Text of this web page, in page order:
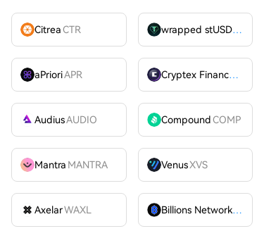
CitreaCTR wrapped stUSDT
aPrioriAPR Cryptex FinanceCTX
AudiusAUDIO CompoundCOMP
Mantra MANTRA VenusXVS
AxelarWAXL Billions Network
BILL